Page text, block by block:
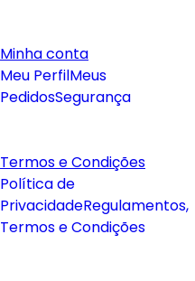
Minha conta
Meu PerfilMeus
PedidosSegurança
Termos e Condições
Política de
PrivacidadeRegulamentos,
Termos e Condições